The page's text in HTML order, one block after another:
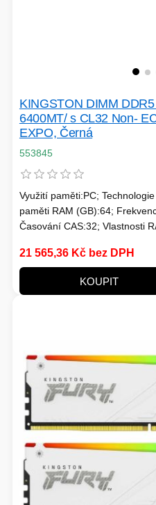
KINGSTON DIMM
6400MT/ s CL32 Non-
EXPO, Černá
553845
Využití paměti:PC;
paměti RAM (GB):64;
Časování CAS:32; Vlastnosti
21 565,36 Kč bez DPH
KOUPIT